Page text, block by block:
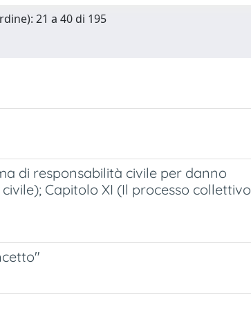
21 a 40 di 195
di responsabilità civile per danno
Capitolo XI (Il processo collettivo